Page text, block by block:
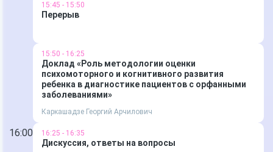
15:45 - 15:50
Перерыв
15:50 - 16:25
Доклад «Роль методологии оценки
психомоторного и когнитивного развития
ребенка в диагностике пациентов с орфанными
заболеваниями»
Каркашадзе Георгий Арчилович
16:00 16:25 - 16:35
Дискуссия, ответы на вопросы